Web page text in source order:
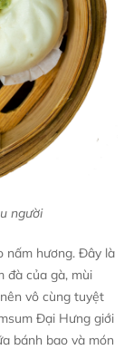
người
nấm hương. Đây là
đà của gà, mùi
vô cùng tuyệt
Đại Hưng giới
bánh bao và món